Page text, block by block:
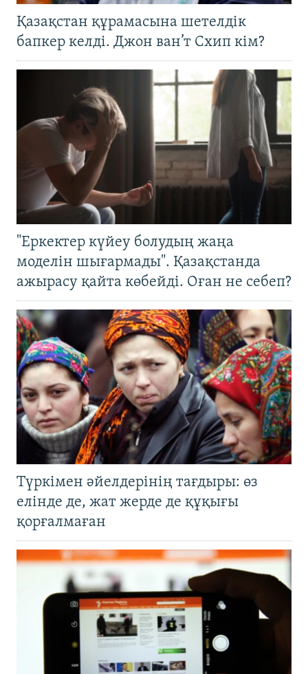
Қазақстан құрамасына шетелдік
бапкер келді. Джон ван’т Схип кім?
"Еркектер күйеу болудың жаңа
моделін шығармады". Қазақстанда
ажырасу қайта көбейді. Оған не себеп?
Түркімен әйелдерінің тағдыры: өз
елінде де, жат жерде де құқығы
қорғалмаған